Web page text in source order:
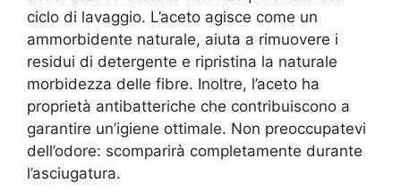
ciclo di lavaggio. L’aceto agisce come un
ammorbidente naturale, aiuta a rimuovere i
residui di detergente e ripristina la naturale
morbidezza delle fibre. Inoltre, l’aceto ha
proprietà antibatteriche che contribuiscono a
garantire un’igiene ottimale. Non preoccupatevi
dell’odore: scomparirà completamente durante
l’asciugatura.